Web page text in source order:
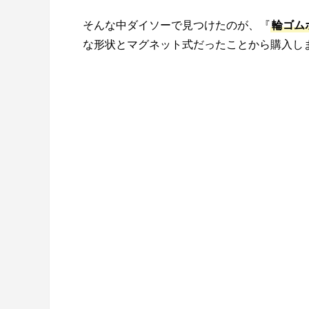
そんな中ダイソーで見つけたのが、『輪ゴム
な形状とマグネット式だったことから購入し